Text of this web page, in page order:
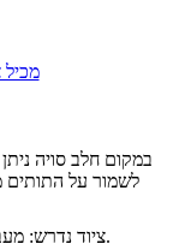
מכיל
במקום חלב סויה
לשמור על התותים
ציוד נדרש: מעבד מזון /מיקסר, תבנית טארט בקוטר 24 ס"מ.